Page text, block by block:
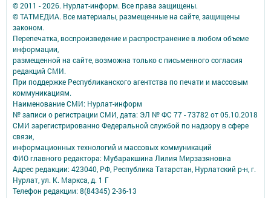
© 2011 - 2026. Нурлат-⁠информ. Все права защищены.
© ТАТМЕДИА. Все материалы, размещенные на сайте, защищены
законом.
Перепечатка, воспроизведение и распространение в любом объеме
информации,
размещенной на сайте, возможна только с письменного согласия
редакций СМИ.
При поддержке Республиканского агентства по печати и массовым
коммуникациям.
Наименование СМИ: Нурлат-⁠информ
№ записи о регистрации СМИ, дата: ЭЛ № ФС 77 -⁠ 73782 от 05.10.2018
СМИ зарегистрированно Федеральной службой по надзору в сфере
связи,
информационных технологий и массовых коммуникаций
ФИО главного редактора: Мубаракшина Лилия Мирзазяновна
Адрес редакции: 423040, РФ, Республика Татарстан, Нурлатский р-н, г.
Нурлат, ул. К. Маркса, д. 1 Г
Телефон редакции: 8(84345) 2-36-13